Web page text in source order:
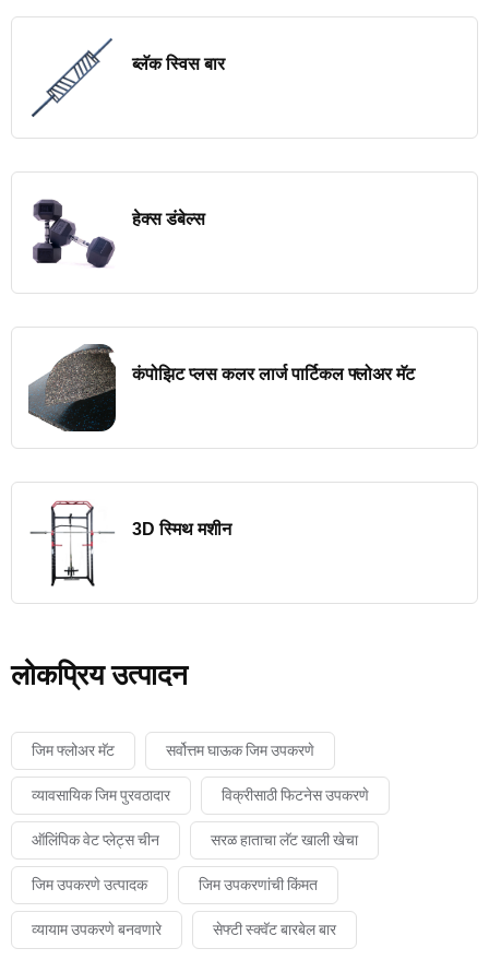
ब्लॅक स्विस बार
हेक्स डंबेल्स
कंपोझिट प्लस कलर लार्ज पार्टिकल फ्लोअर मॅट
3D स्मिथ मशीन
लोकप्रिय उत्पादन
जिम फ्लोअर मॅट सर्वोत्तम घाऊक जिम उपकरणे
व्यावसायिक जिम पुरवठादार विक्रीसाठी फिटनेस उपकरणे
ऑलिंपिक वेट प्लेट्स चीन सरळ हाताचा लॅट खाली खेचा
जिम उपकरणे उत्पादक जिम उपकरणांची किंमत
व्यायाम उपकरणे बनवणारे सेफ्टी स्क्वॅट बारबेल बार